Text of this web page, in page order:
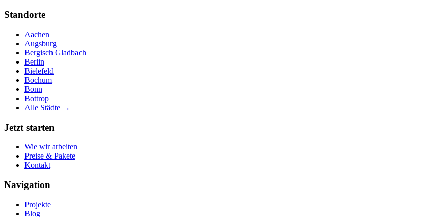
Standorte
Aachen
Augsburg
Bergisch Gladbach
Berlin
Bielefeld
Bochum
Bonn
Bottrop
Alle Städte →
Jetzt starten
Wie wir arbeiten
Preise & Pakete
Kontakt
Navigation
Projekte
Blog